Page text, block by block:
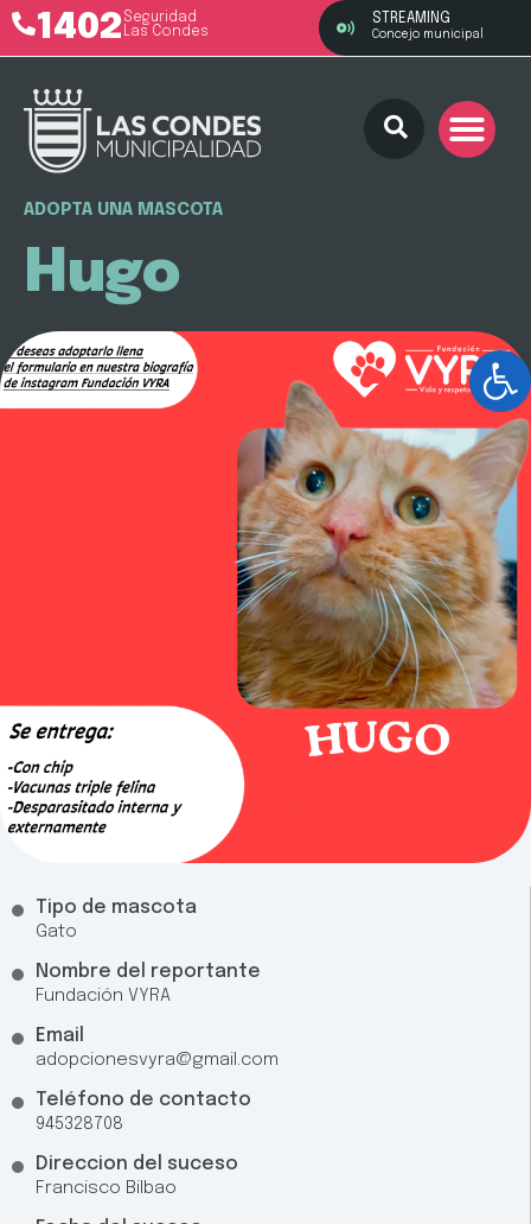
1402 Seguridad
Las Condes
STREAMING
Concejo municipal
ADOPTA UNA MASCOTA
Hugo
Tipo de mascota
Gato
Nombre del reportante
Fundación VYRA
Email
adopcionesvyra@gmail.com
Teléfono de contacto
945328708
Direccion del suceso
Francisco Bilbao